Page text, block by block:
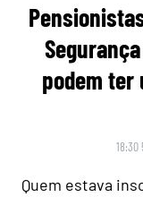
podem ter
18:30
Quem estava